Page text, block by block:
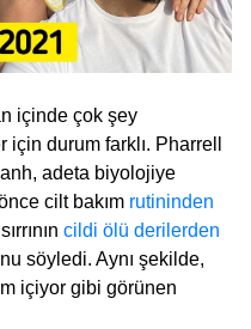
içinde çok şey
durum farklı. Pharrell
adeta biyolojiye
cilt bakım rutininden
cildi ölü derilerden
söyledi. Aynı şekilde,
içiyor gibi görünen